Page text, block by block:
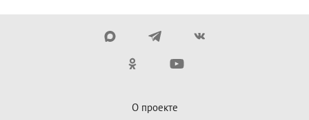
О проекте